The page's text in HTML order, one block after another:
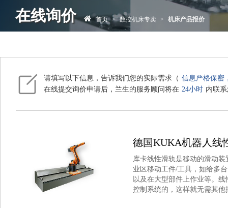
在线询价 首页 > 数控机床专卖 > 机床产品报价
请填写以下信息，告诉我们您的实际需求（ 信息严格保密
在线提交询价申请后，兰生的服务顾问将在 24小时 内联
德国KUKA机器人线
库卡线性滑轨是移动的滑动
业区移动工件/工具，如给多
以及在大型部件上作业等。
控制系统的，这样就无需其他